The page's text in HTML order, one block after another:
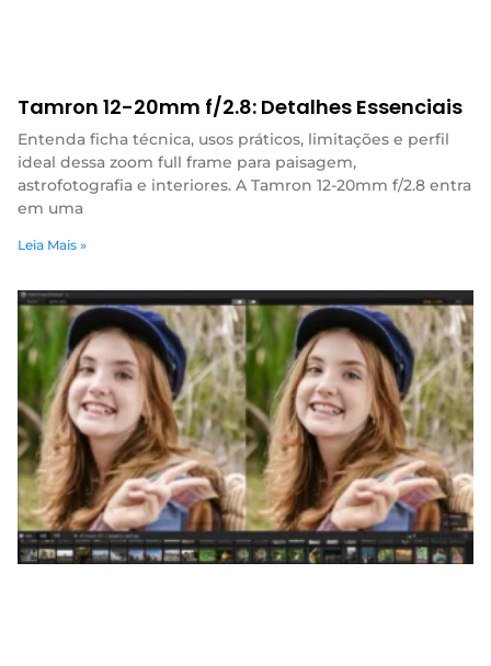
Tamron 12-20mm f/2.8: Detalhes Essenciais
Entenda ficha técnica, usos práticos, limitações e perfil
ideal dessa zoom full frame para paisagem,
astrofotografia e interiores. A Tamron 12-20mm f/2.8 entra
em uma
Leia Mais »